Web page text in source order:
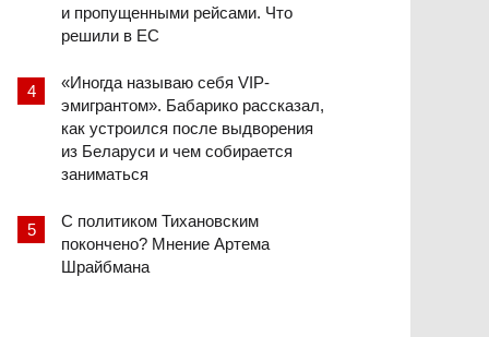
и пропущенными рейсами. Что
решили в ЕС
«Иногда называю себя VIP-
эмигрантом». Бабарико рассказал,
как устроился после выдворения
из Беларуси и чем собирается
заниматься
С политиком Тихановским
покончено? Мнение Артема
Шрайбмана